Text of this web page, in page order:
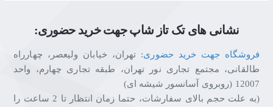
نشانی های تک تاز شاپ جهت خرید حضوری:
فروشگاه جهت خرید حضوری: تهران، خیابان ولیعصر، چهارراه
طالقانی، مجتمع تجاری نور تهران، طبقه تجاری چهارم، واحد
12007 (روبروی آسانسور شیشه ای)
(به علت حجم بالای سفارشات، حتما زمان انتظار تا 2 ساعت را